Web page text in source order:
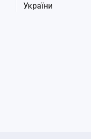
України